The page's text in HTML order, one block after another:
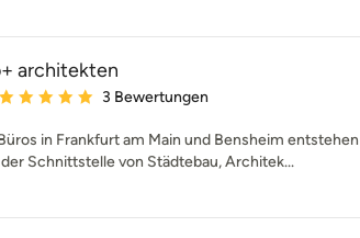
architekten
Bewertung: 5 von 5 Sternen
3 Bewertungen
in Frankfurt am Main und Bensheim entstehen
Schnittstelle von Städtebau, Architek...